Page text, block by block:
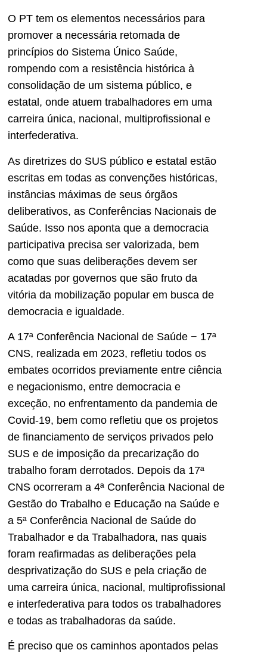
O PT tem os elementos necessários para
promover a necessária retomada de
princípios do Sistema Único Saúde,
rompendo com a resistência histórica à
consolidação de um sistema público, e
estatal, onde atuem trabalhadores em uma
carreira única, nacional, multiprofissional e
interfederativa.
As diretrizes do SUS público e estatal estão
escritas em todas as convenções históricas,
instâncias máximas de seus órgãos
deliberativos, as Conferências Nacionais de
Saúde. Isso nos aponta que a democracia
participativa precisa ser valorizada, bem
como que suas deliberações devem ser
acatadas por governos que são fruto da
vitória da mobilização popular em busca de
democracia e igualdade.
A 17ª Conferência Nacional de Saúde − 17ª
CNS, realizada em 2023, refletiu todos os
embates ocorridos previamente entre ciência
e negacionismo, entre democracia e
exceção, no enfrentamento da pandemia de
Covid-19, bem como refletiu que os projetos
de financiamento de serviços privados pelo
SUS e de imposição da precarização do
trabalho foram derrotados. Depois da 17ª
CNS ocorreram a 4ª Conferência Nacional de
Gestão do Trabalho e Educação na Saúde e
a 5ª Conferência Nacional de Saúde do
Trabalhador e da Trabalhadora, nas quais
foram reafirmadas as deliberações pela
desprivatização do SUS e pela criação de
uma carreira única, nacional, multiprofissional
e interfederativa para todos os trabalhadores
e todas as trabalhadoras da saúde.
É preciso que os caminhos apontados pelas